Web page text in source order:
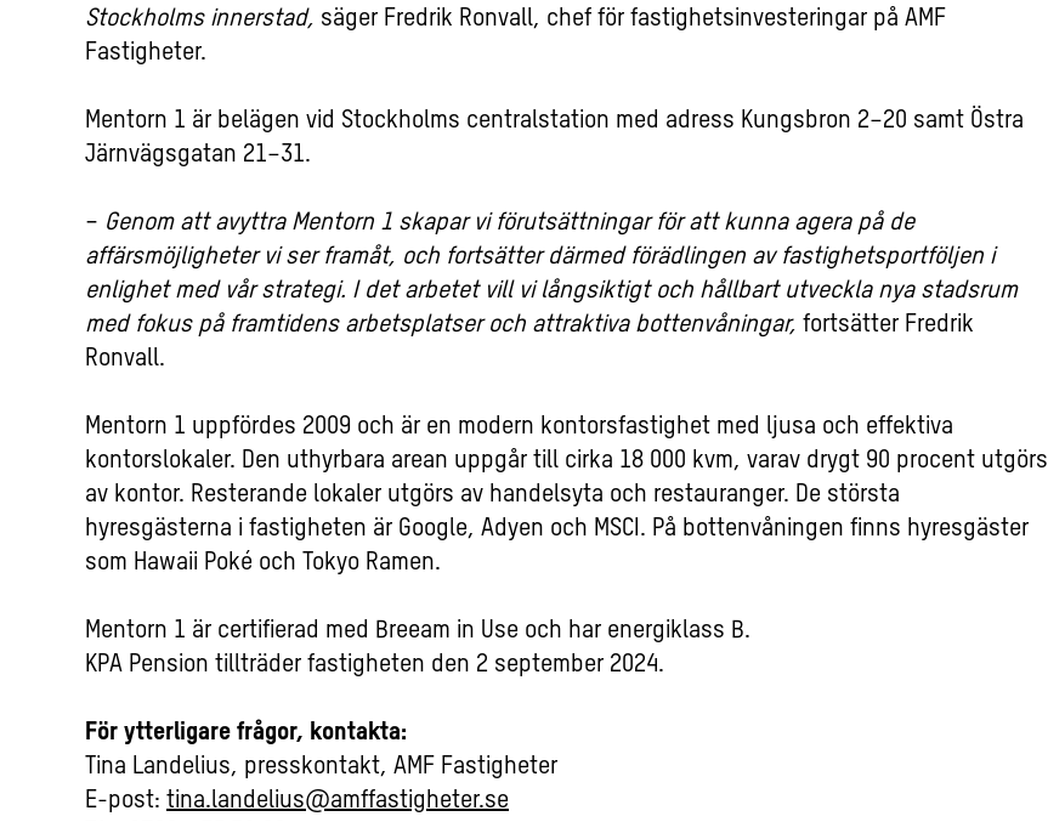
Stockholms innerstad, säger Fredrik Ronvall, chef för fastighetsinvesteringar på AMF
Fastigheter.
Mentorn 1 är belägen vid Stockholms centralstation med adress Kungsbron 2–20 samt Östra
Järnvägsgatan 21–31.
− Genom att avyttra Mentorn 1 skapar vi förutsättningar för att kunna agera på de
affärsmöjligheter vi ser framåt, och fortsätter därmed förädlingen av fastighetsportföljen i
enlighet med vår strategi. I det arbetet vill vi långsiktigt och hållbart utveckla nya stadsrum
med fokus på framtidens arbetsplatser och attraktiva bottenvåningar, fortsätter Fredrik
Ronvall.
Mentorn 1 uppfördes 2009 och är en modern kontorsfastighet med ljusa och effektiva
kontorslokaler. Den uthyrbara arean uppgår till cirka 18 000 kvm, varav drygt 90 procent utgörs
av kontor. Resterande lokaler utgörs av handelsyta och restauranger. De största
hyresgästerna i fastigheten är Google, Adyen och MSCI. På bottenvåningen finns hyresgäster
som Hawaii Poké och Tokyo Ramen.
Mentorn 1 är certifierad med Breeam in Use och har energiklass B.
KPA Pension tillträder fastigheten den 2 september 2024.
För ytterligare frågor, kontakta:
Tina Landelius, presskontakt, AMF Fastigheter
E-post: tina.landelius@amffastigheter.se